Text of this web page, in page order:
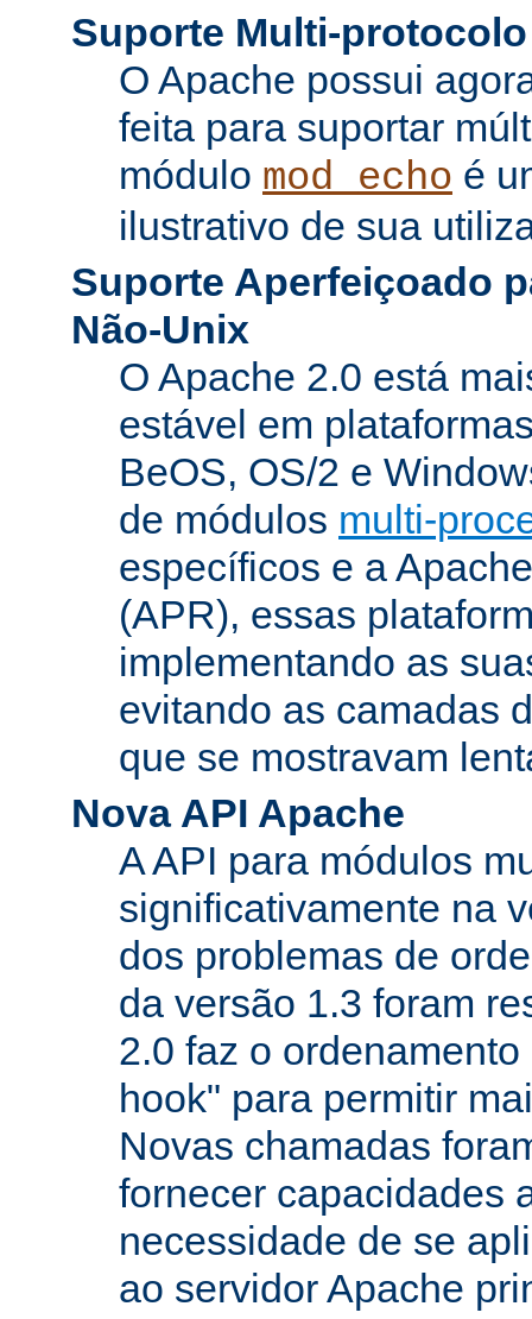
Suporte Multi-protocolo
O Apache possui
feita para suportar
módulo mod_echo é
ilustrativo de sua
Suporte Aperfeiçoado
Não-Unix
O Apache 2.0 está
estável em
BeOS, OS/2 e
de módulos multi-
específicos e a
(APR), essas
implementando as
evitando as camadas
que se mostravam
Nova API Apache
A API para módulos
significativamente na
dos problemas de
da versão 1.3 foram
2.0 faz o
hook" para permitir
Novas chamadas
fornecer capacidades
necessidade de se
ao servidor Apache